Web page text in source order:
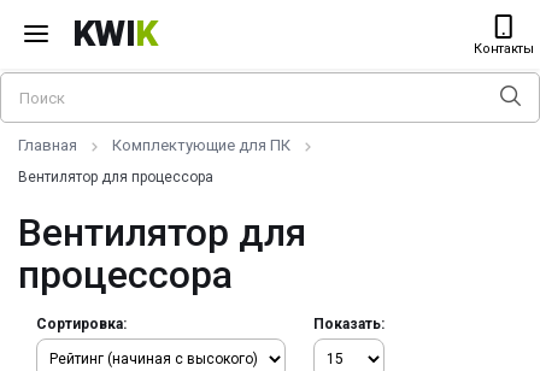
KWIK Контакты
Главная Комплектующие для ПК
Вентилятор для процессора
Вентилятор для
процессора
Сортировка: Показать: